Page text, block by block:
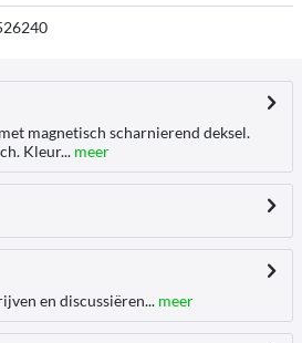
magnetisch scharnierend deksel.
Kleur... meer
en discussiëren... meer